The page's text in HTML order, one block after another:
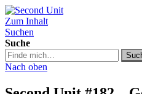
Second Unit
Zum Inhalt
Suchen
Suche
Suche
in
podcast.de/
Nach oben